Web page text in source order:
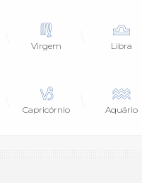
Virgem Libra
Capricórnio Aquário